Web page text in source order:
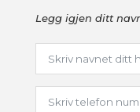
Legg igjen ditt